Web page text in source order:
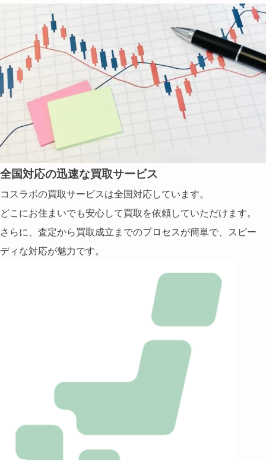
全国対応の迅速な買取サービス
コスラボの買取サービスは全国対応しています。
どこにお住まいでも安心して買取を依頼していただけます。
さらに、査定から買取成立までのプロセスが簡単で、スピー
ディな対応が魅力です。